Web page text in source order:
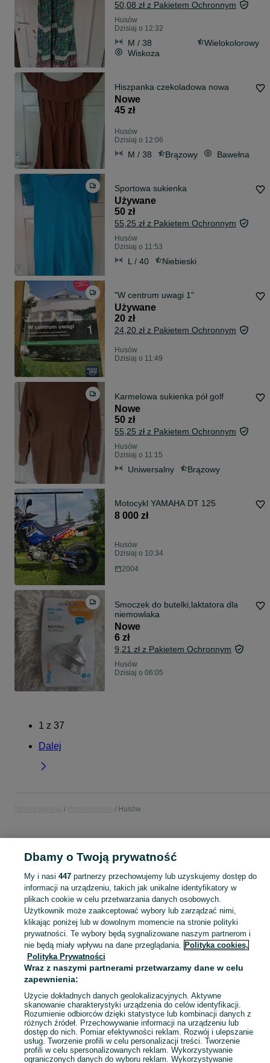
50,08 zł z Pakietem Ochronnym
Husów
Dzisiaj o 12:32
M / 38
Wielokolorowy
Wiskoza
Hiszpanka czekoladowa nowa
Nowe
45 zł
Husów
Dzisiaj o 12:06
M / 38 Brązowy Bawełna
Sportowa sukienka
Używane
50 zł
55,25 zł z Pakietem Ochronnym
Husów
Dzisiaj o 11:53
L / 40 Niebieski
"W centrum uwagi 1"
Używane
20 zł
24,20 zł z Pakietem Ochronnym
Husów
Dzisiaj o 11:49
Karmelowa sukienka pół golf
Nowe
50 zł
55,25 zł z Pakietem Ochronnym
Husów
Dzisiaj o 11:15
Uniwersalny Brązowy
Motocykl YAMAHA DT 125
8 000 zł
Husów
Dzisiaj o 10:34
2004
Smoczek do butelki,laktatora dla
niemowlaka
Nowe
6 zł
9,21 zł z Pakietem Ochronnym
Husów
Dzisiaj o 06:05
1 z 37
Dalej
Husów
navitel r9 królik
Zobacz
Mapa kategorii
Mapa miejscowości
Mapa ministron
Popularne wyszukiwania
Dbamy o Twoją prywatność
My i nasi 447partnerzy przechowujemy lub uzyskujemy dostęp do
informacji na urządzeniu, takich jak unikalne identyfikatory w
plikach cookie w celu przetwarzania danych osobowych.
Użytkownik może zaakceptować wybory lub zarządzać nimi,
klikając poniżej lub w dowolnym momencie na stronie polityki
prywatności. Te wybory będą sygnalizowane naszym partnerom i
nie będą miały wpływu na dane przeglądania. Polityka cookies,
Polityka Prywatności
Wraz z naszymi partnerami przetwarzamy dane w celu
zapewnienia:
Użycie dokładnych danych geolokalizacyjnych. Aktywne
skanowanie charakterystyki urządzenia do celów identyfikacji.
Rozumienie odbiorców dzięki statystyce lub kombinacji danych z
różnych źródeł. Przechowywanie informacji na urządzeniu lub
dostęp do nich. Pomiar efektywności reklam. Rozwój i ulepszanie
usług. Tworzenie profili w celu personalizacji treści. Tworzenie
profili w celu spersonalizowanych reklam. Wykorzystywanie
ograniczonych danych do wyboru reklam. Wykorzystywanie